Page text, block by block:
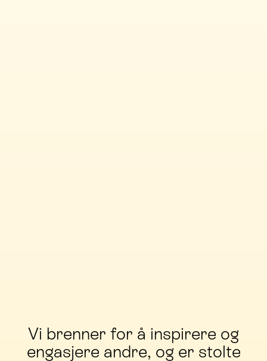
Vi brenner for å inspirere og
engasjere andre, og er stolte